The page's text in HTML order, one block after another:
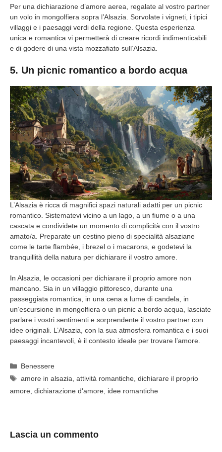
Per una dichiarazione d’amore aerea, regalate al vostro partner
un volo in mongolfiera sopra l’Alsazia. Sorvolate i vigneti, i tipici
villaggi e i paesaggi verdi della regione. Questa esperienza
unica e romantica vi permetterà di creare ricordi indimenticabili
e di godere di una vista mozzafiato sull’Alsazia.
5. Un picnic romantico a bordo acqua
L’Alsazia è ricca di magnifici spazi naturali adatti per un picnic
romantico. Sistematevi vicino a un lago, a un fiume o a una
cascata e condividete un momento di complicità con il vostro
amato/a. Preparate un cestino pieno di specialità alsaziane
come le tarte flambée, i brezel o i macarons, e godetevi la
tranquillità della natura per dichiarare il vostro amore.
In Alsazia, le occasioni per dichiarare il proprio amore non
mancano. Sia in un villaggio pittoresco, durante una
passeggiata romantica, in una cena a lume di candela, in
un’escursione in mongolfiera o un picnic a bordo acqua, lasciate
parlare i vostri sentimenti e sorprendente il vostro partner con
idee originali. L’Alsazia, con la sua atmosfera romantica e i suoi
paesaggi incantevoli, è il contesto ideale per trovare l’amore.
Categorie
Benessere
Tag
amore in alsazia,attività romantiche,dichiarare il proprio
amore, dichiarazione d'amore, idee romantiche
Lascia un commento